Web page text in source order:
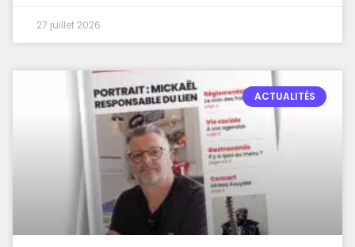
27 juillet 2026
ACTUALITÉS